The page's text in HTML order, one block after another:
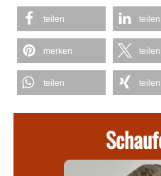
teilen teilen
merken teilen
teilen teilen